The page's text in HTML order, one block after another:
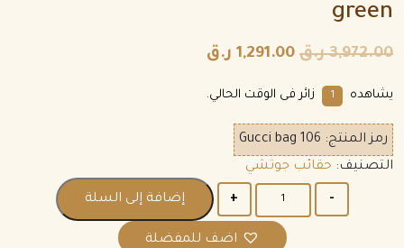
green
3,972.00 ر.ق 1,291.00 ر.ق
يشاهده 1 زائر فى الوقت الحالي.
رمز المنتج: Gucci bag 106
التصنيف: حقائب جوتشي
إضافة إلى السلة
اضف للمفضلة